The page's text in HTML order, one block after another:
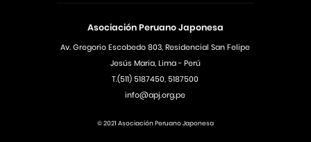
Asociación Peruano Japonesa
Av. Gregorio Escobedo 803, Residencial San Felipe
Jesús Maria, Lima - Perú
T.(511) 5187450, 5187500
info@apj.org.pe
© 2021 Asociación Peruano Japonesa